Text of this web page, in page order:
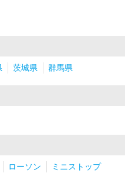
茨城県 群馬県
ローソン ミニストップ